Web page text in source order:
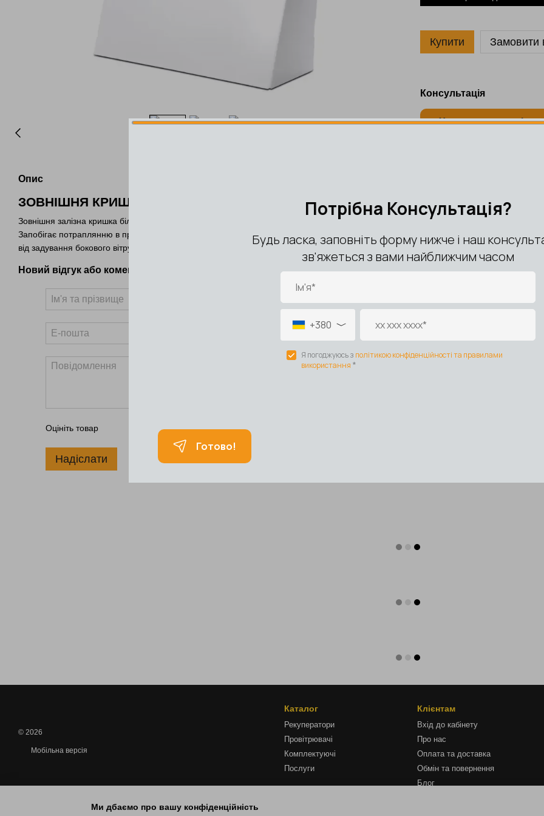
Опис
ЗОВНІШНЯ КРИШКА ДЛЯ VENTOXX COMFORT
Зовнішня залізна кришка білого кольору з можливістю фарбування в потрібний колір.
Запобігає потраплянню в провітрювач опадів і сторонніх предметів, а також частково захищає
від задування бокового вітру.
Новий відгук або коментар
Оцініть товар
Надіслати
Купити Замовити
Консультація
Бренд
Штрихкод
Розмір
Спосіб монтажу
© 2026
Мобільна версія
Каталог
Рекуператори
Провітрювачі
Комплектуючі
Послуги
Клієнтам
Вхід до кабінету
Про нас
Оплата та доставка
Обмін та повернення
Блог
Ми дбаємо про вашу конфіденційність